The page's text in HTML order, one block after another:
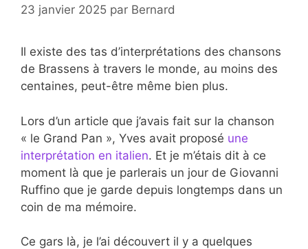
23 janvier 2025 par Bernard
Il existe des tas d’interprétations des chansons
de Brassens à travers le monde, au moins des
centaines, peut-être même bien plus.
Lors d’un article que j’avais fait sur la chanson
« le Grand Pan », Yves avait proposé une
interprétation en italien. Et je m’étais dit à ce
moment là que je parlerais un jour de Giovanni
Ruffino que je garde depuis longtemps dans un
coin de ma mémoire.
Ce gars là, je l’ai découvert il y a quelques